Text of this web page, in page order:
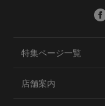
特集ページ一覧
店舗案内